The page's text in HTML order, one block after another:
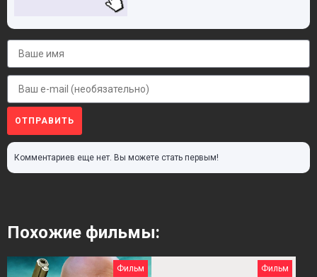
ОТПРАВИТЬ
Комментариев еще нет. Вы можете стать первым!
Похожие фильмы:
Фильм Фильм